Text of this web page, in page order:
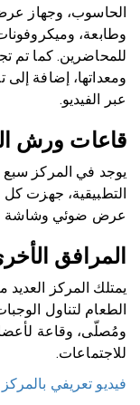
الحاسوب، وجهاز
وطابعة،
للمحاضرين. كما تم
ومعداتها، إضافة
عبر الفيديو.
قاعات ورش
يوجد في المركز
التطبيقية، جهزت كل
عرض ضوئي وشاشة
المرافق
يمتلك المركز
الطعام لتناول
ومُصلّى، وقاعة
للاجتماعات.
فيديو تعريفي بالمركز